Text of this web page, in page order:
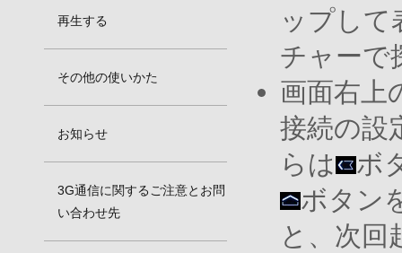
再生する
その他の使いかた
お知らせ
3G通信に関するご注意とお問
い合わせ先
ップして
チャーで
画面右上
接続の設
らは
ボ
ボタン
と、次回